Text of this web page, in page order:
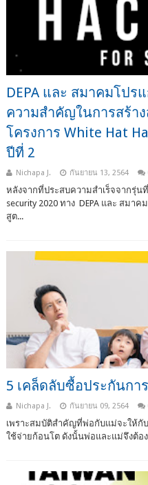
DEPA และ สมาคมโปร
ความสำคัญในการสร้า
โครงการ White Hat
ปีที่ 2
Nichapa J. กันยายน 13, 2564
หลังจากที่ประสบความสำเร็จจากรุ่นที่
security 2020 ทาง DEPA และ สมา
สูต...
5 เคล็ดลับซื้อประกันกา
Nichapa J. กันยายน 09, 2564
เพราะสมบัติสำคัญที่พ่อกับแม่จะให้กั
ใช้จ่ายก้อนโต ดังนั้นพ่อและแม่จึงต้อ